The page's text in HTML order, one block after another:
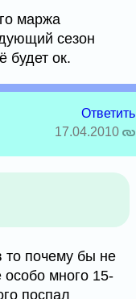
маржа
сезон
будет ок.
Ответить
17.04.2010
то почему бы не
много 15-
поспал